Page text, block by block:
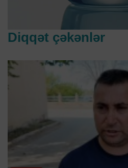
Diqqət çəkənlər